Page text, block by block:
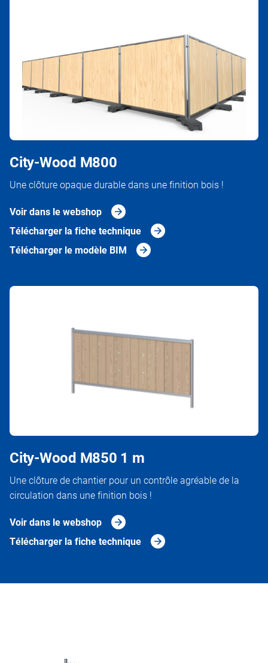
City-Wood M800
Une clôture opaque durable dans une finition bois !
Voir dans le webshop
Télécharger la fiche technique
Télécharger le modèle BIM
City-Wood M850 1 m
Une clôture de chantier pour un contrôle agréable de la
circulation dans une finition bois !
Voir dans le webshop
Télécharger la fiche technique